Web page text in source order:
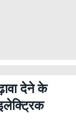
देने के